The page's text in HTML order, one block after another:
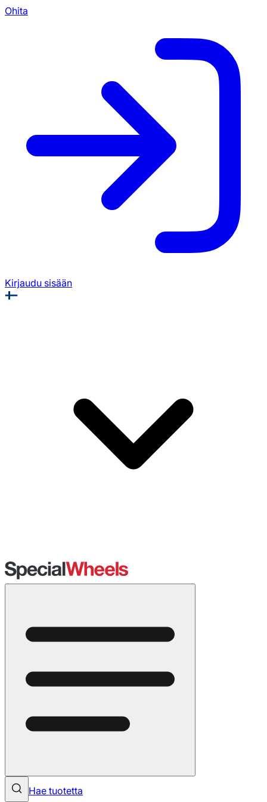
Ohita
Kirjaudu sisään
Hae tuotetta